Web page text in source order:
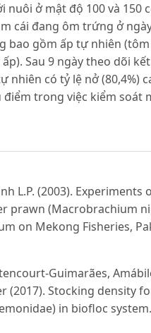
nuôi ở mật độ 100 và 150
cái đang ôm trứng ở
bao gồm ấp tự nhiên (tôm
Sau 9 ngày theo dõi
nhiên có tỷ lệ nở (80,4%)
điểm trong việc kiểm soát
L.P. (2003). Experiments
prawn (Macrobrachium
on Mekong Fisheries,
Guimarães,
(2017). Stocking density
in biofloc system.